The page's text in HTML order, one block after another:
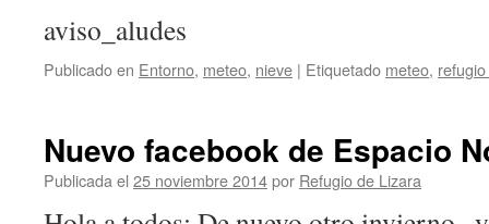
aviso_aludes
Publicado en Entorno, meteo, nieve | Etiquetado meteo,
Nuevo facebook de Espacio
Publicada el 25 noviembre 2014por Refugio de Lizara